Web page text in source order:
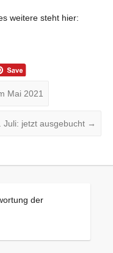
weitere steht hier:
Mai 2021
Juli: jetzt ausgebucht →
der